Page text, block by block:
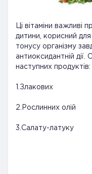
Ці вітаміни
дитини, корисний для
тонусу організму
антиоксидантній
наступних продуктів:
1.Злакових
2.Рослинних олій
3.Салату-латуку